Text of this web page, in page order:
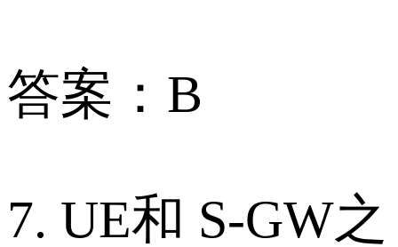
答案：B
7. UE和 S-GW之